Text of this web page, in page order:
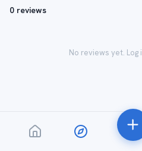
0 reviews
No reviews yet. Log